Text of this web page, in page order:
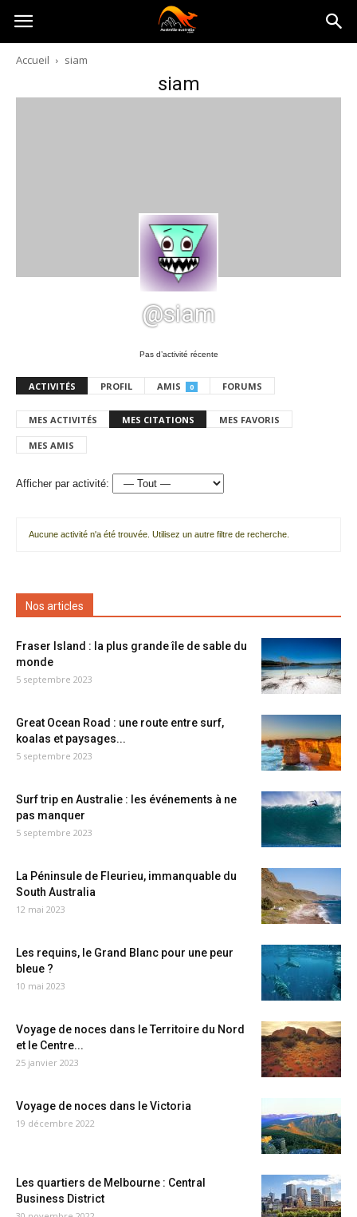
Australia-
australie.com
Accueil siam
siam
@siam
Pas d’activité récente
ACTIVITÉS PROFIL AMIS 0 FORUMS
MES ACTIVITÉS MES CITATIONS MES FAVORIS
MES AMIS
Afficher par activité:
Aucune activité n'a été trouvée. Utilisez un autre filtre de recherche.
Nos articles
Fraser Island : la plus grande île de sable du
monde
5 septembre 2023
Great Ocean Road : une route entre surf,
koalas et paysages...
5 septembre 2023
Surf trip en Australie : les événements à ne
pas manquer
5 septembre 2023
La Péninsule de Fleurieu, immanquable du
South Australia
12 mai 2023
Les requins, le Grand Blanc pour une peur
bleue ?
10 mai 2023
Voyage de noces dans le Territoire du Nord
et le Centre...
25 janvier 2023
Voyage de noces dans le Victoria
19 décembre 2022
Les quartiers de Melbourne : Central
Business District